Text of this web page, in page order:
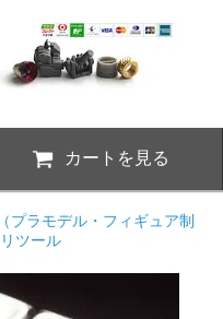
カートを見る
プラモデル・フィギュア制
ツール